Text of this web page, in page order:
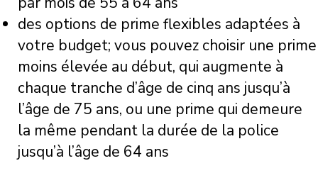
des options de prime flexibles adaptées à
votre budget; vous pouvez choisir une prime
moins élevée au début, qui augmente à
chaque tranche d’âge de cinq ans jusqu’à
l’âge de 75 ans, ou une prime qui demeure
la même pendant la durée de la police
jusqu’à l’âge de 64 ans